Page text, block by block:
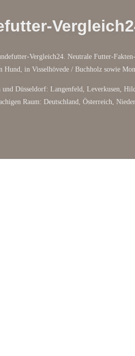
Vergleich24. Neutrale Futter-
Hund, in Visselhövede / Buchholz sowie
Düsseldorf: Langenfeld, Leverkusen,
Raum: Deutschland, Österreich,